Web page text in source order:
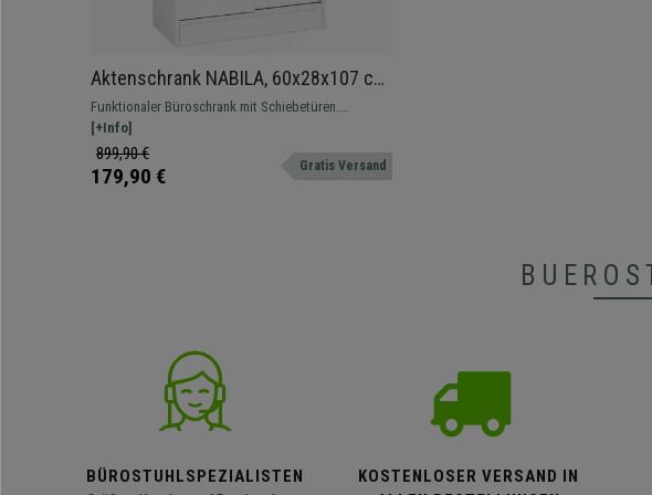
Aktenschrank NABILA, 60x28x107 cm,
mit Schiebetüren, Holz, Farbe Weiß
Funktionaler Büroschrank mit Schiebetüren.
Modernes Design mit reichlich Stauraum.
[+Info]
899,90 €
179,90 € Gratis Versand
BÜROSTUHLSPEZIALISTEN
KOSTENLOSER VERSAND IN